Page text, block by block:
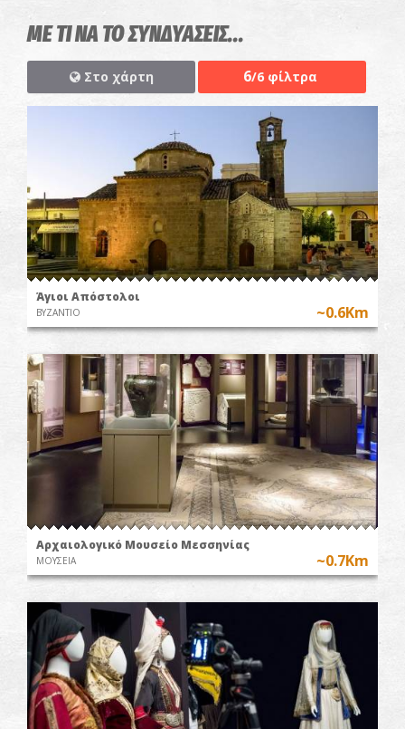
ΜΕ ΤΙ ΝΑ ΤΟ ΣΥΝΔΥΑΣΕΙΣ...
Στο χάρτη 6/6 φίλτρα
Άγιοι Απόστολοι
ΒΥΖΑΝΤΙΟ ~0.6Km
Αρχαιολογικό Μουσείο Μεσσηνίας
ΜΟΥΣΕΙΑ ~0.7Km